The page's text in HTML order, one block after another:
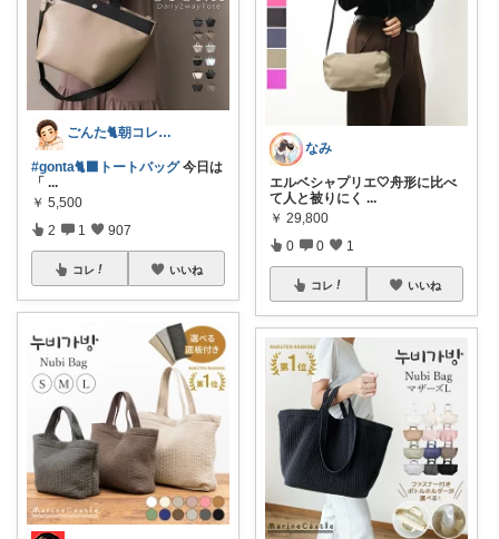
ごんた🐈朝コレ🐈‍⬛
#gonta🐈‍⬛トートバッグ今日は
「 ...
￥ 5,500
2 1 907
コレ いいね
なみ
エルベシャプリエ🤍舟形に比べ
て人と被りにく ...
￥ 29,800
0 0 1
コレ いいね